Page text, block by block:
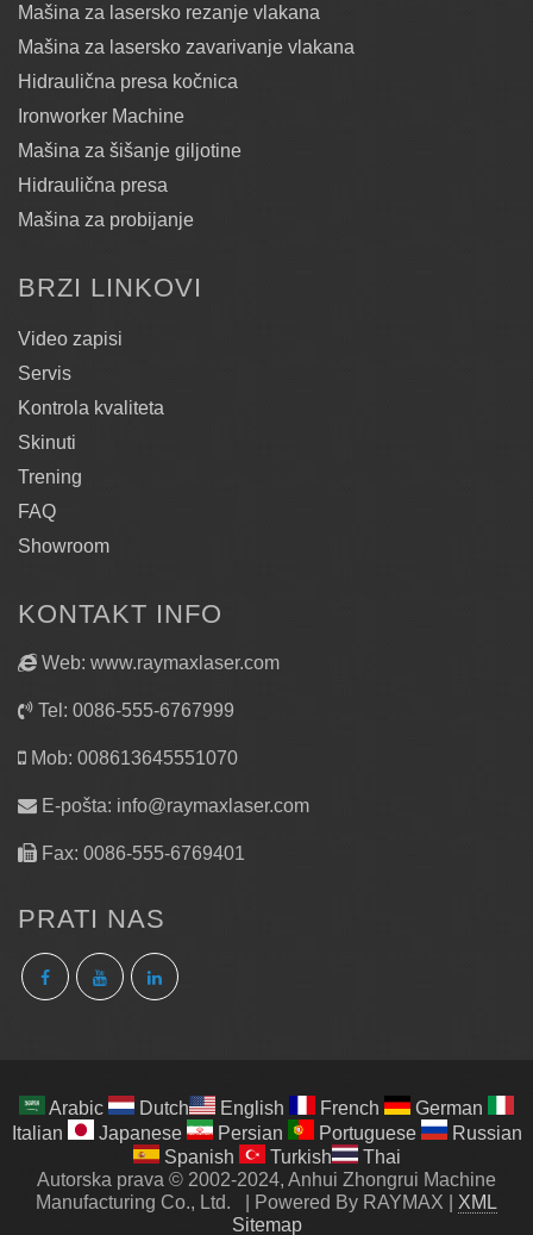
Mašina za lasersko rezanje vlakana
Mašina za lasersko zavarivanje vlakana
Hidraulična presa kočnica
Ironworker Machine
Mašina za šišanje giljotine
Hidraulična presa
Mašina za probijanje
BRZI LINKOVI
Video zapisi
Servis
Kontrola kvaliteta
Skinuti
Trening
FAQ
Showroom
KONTAKT INFO
Web: www.raymaxlaser.com
Tel: 0086-555-6767999
Mob: 008613645551070
E-pošta: info@raymaxlaser.com
Fax: 0086-555-6769401
PRATI NAS
Arabic Dutch English French
German
Italian
Japanese Persian Portuguese
Russian
Spanish
Turkish
Thai
Autorska prava © 2002-2024, Anhui Zhongrui Machine
Manufacturing Co., Ltd.
Powered By RAYMAX
XML
Sitemap